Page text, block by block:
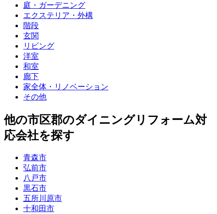
庭・ガーデニング
エクステリア・外構
階段
玄関
リビング
洋室
和室
廊下
家全体・リノベーション
その他
他の市区郡のダイニングリフォーム対
応会社を探す
青森市
弘前市
八戸市
黒石市
五所川原市
十和田市